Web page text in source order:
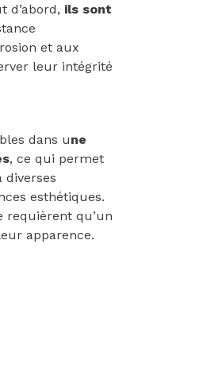
d’abord, ils sont
et aux
leur intégrité
dans une
, ce qui permet
diverses
esthétiques.
requièrent qu’un
apparence.